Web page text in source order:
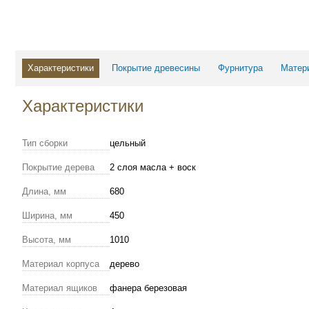
Характеристики Покрытие древесины Фурнитура
Характеристики
Тип сборки цельный
Покрытие дерева 2 слоя масла + воск
Длина, мм 680
Ширина, мм 450
Высота, мм 1010
Материал корпуса дерево
Материал ящиков фанера березовая